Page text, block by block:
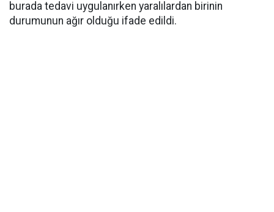
burada tedavi uygulanırken yaralılardan birinin
durumunun ağır olduğu ifade edildi.